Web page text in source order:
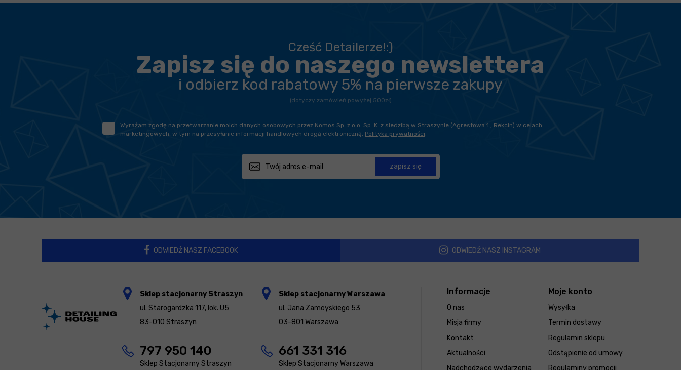
Cześć Detailerze!:)
Zapisz się do naszego newslettera
i odbierz kod rabatowy 5% na pierwsze zakupy
(dotyczy zamówień powyżej 500zł)
Wyrażam zgodę na przetwarzanie moich danych osobowych przez Nomos Sp. z o.o. Sp. K. z siedzibą w Straszynie (Agrestowa 1 , Rekcin) w celach
marketingowych, w tym na przesyłanie informacji handlowych drogą elektroniczną. Polityka prywatności.
zapisz się
ODWIEDŹ NASZ FACEBOOK ODWIEDŹ NASZ INSTAGRAM
Informacje
O nas
Misja firmy
Kontakt
Aktualności
Nadchodzące wydarzenia
Moje konto
Wysyłka
Termin dostawy
Regulamin sklepu
Odstąpienie od umowy
Regulaminy promocji
Sklep stacjonarny Straszyn
ul. Starogardzka 117, lok. U5
83-010 Straszyn
797 950 140
Sklep Stacjonarny Straszyn
Sklep stacjonarny Warszawa
ul. Jana Zamoyskiego 53
03-801 Warszawa
661 331 316
Sklep Stacjonarny Warszawa